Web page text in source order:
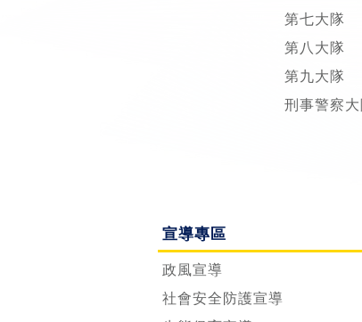
第七大隊
第八大隊
第九大隊
刑事警察大
宣導專區
政風宣導
社會安全防護宣導